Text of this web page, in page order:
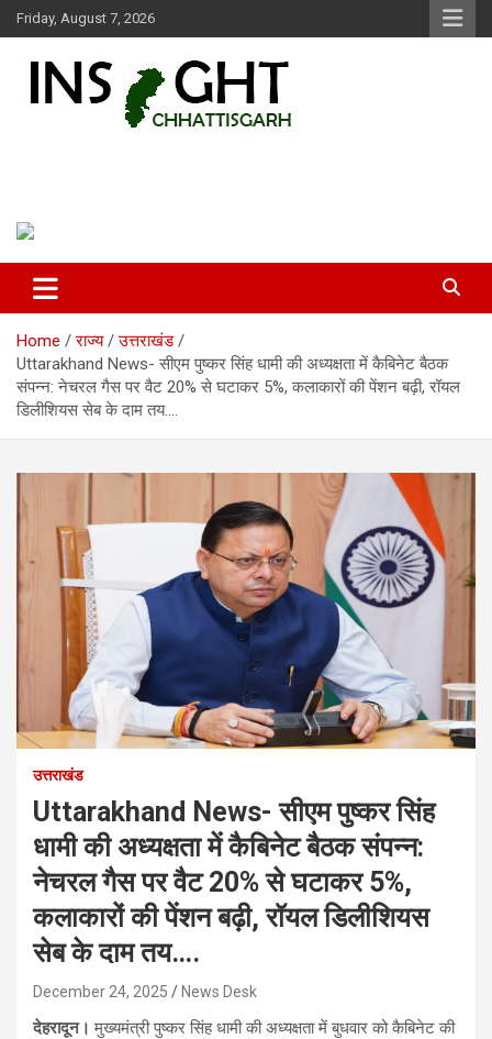
Skip
to
Friday, August 7, 2026
Home राज्य
उत्तराखंड
Uttarakhand News- सीएम पुष्कर सिंह धामी की अध्यक्षता में कैबिनेट बैठक
संपन्न: नेचरल गैस पर वैट 20% से घटाकर 5%, कलाकारों की पेंशन बढ़ी, रॉयल
डिलीशियस सेब के दाम तय….
उत्तराखंड
Uttarakhand News- सीएम पुष्कर सिंह
धामी की अध्यक्षता में कैबिनेट बैठक संपन्न:
नेचरल गैस पर वैट 20% से घटाकर 5%,
कलाकारों की पेंशन बढ़ी, रॉयल डिलीशियस
सेब के दाम तय….
December 24, 2025 News Desk
देहरादून।मुख्यमंत्री पुष्कर सिंह धामी की अध्यक्षता में बुधवार को कैबिनेट की